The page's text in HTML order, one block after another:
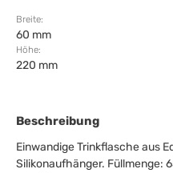
Breite:
60 mm
Höhe:
220 mm
Beschreibung
Einwandige Trinkflasche aus
Silikonaufhänger. Füllmenge: